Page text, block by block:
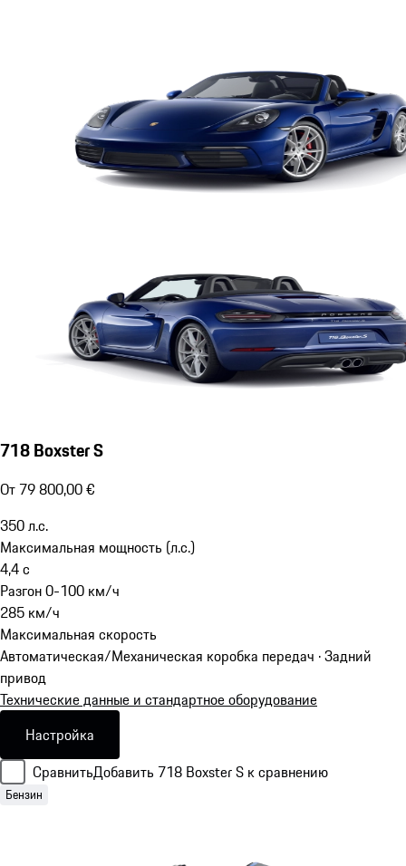
718 Boxster S
От 79 800,00 €
350л.с.
Максимальная мощность (л.с.)
4,4с
Разгон 0-100 км/ч
285 км/ч
Максимальная скорость
Автоматическая/Механическая коробка передач · Задний
привод
Технические данные и стандартное оборудование
Настройка
СравнитьДобавить 718 Boxster S к сравнению
Бензин